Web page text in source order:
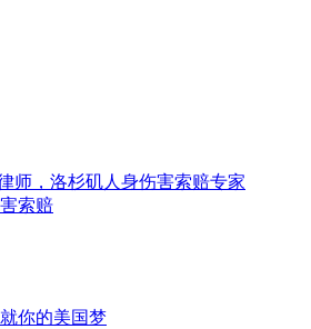
师，洛杉矶人身伤害索赔专家
索赔
你的美国梦